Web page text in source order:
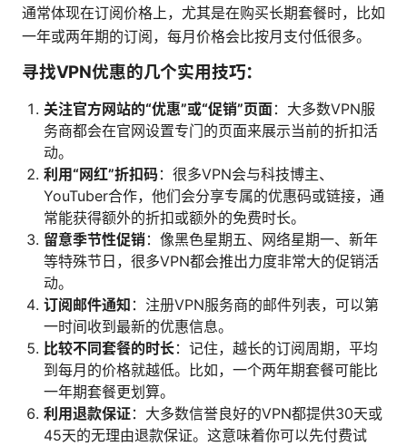
通常体现在订阅价格上，尤其是在购买长期套餐时，比如
一年或两年期的订阅，每月价格会比按月支付低很多。
寻找VPN优惠的几个实用技巧：
关注官方网站的“优惠”或“促销”页面：大多数VPN服
务商都会在官网设置专门的页面来展示当前的折扣活
动。
利用“网红”折扣码：很多VPN会与科技博主、
YouTuber合作，他们会分享专属的优惠码或链接，通
常能获得额外的折扣或额外的免费时长。
留意季节性促销：像黑色星期五、网络星期一、新年
等特殊节日，很多VPN都会推出力度非常大的促销活
动。
订阅邮件通知 ：注册VPN服务商的邮件列表，可以第
一时间收到最新的优惠信息。
比较不同套餐的时长：记住，越长的订阅周期，平均
到每月的价格就越低。比如，一个两年期套餐可能比
一年期套餐更划算。
利用退款保证：大多数信誉良好的VPN都提供30天或
45天的无理由退款保证。这意味着你可以先付费试